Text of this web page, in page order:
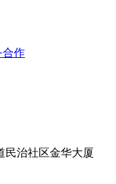
合作
民治社区金华大厦